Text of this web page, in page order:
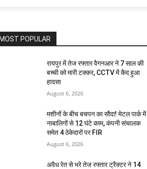
MOST POPULAR
रायपुर में तेज रफ्तार वैगनआर ने 7 साल की
बच्ची को मारी टक्कर, CCTV में कैद हुआ
हादसा
August 6, 2026
मशीनों के बीच बचपन का सौदा! मेटल पार्क में
नाबालिगों से 12 घंटे काम, कंपनी संचालक
समेत 4 ठेकेदारों पर FIR
August 6, 2026
अवैध रेत से भरे तेज रफ्तार ट्रैक्टर ने 14